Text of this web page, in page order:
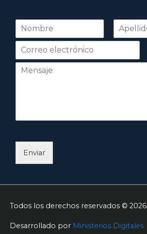
N
m
r
Nombre Apellidos
Enviar
Todos los derechos reservados © 2026
Desarrollado por Ministerios Digitales